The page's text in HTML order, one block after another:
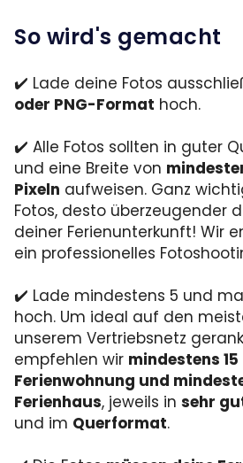
So wird's gemacht
✔️ Lade deine Fotos
oder PNG-Format hoch.
✔️ Alle Fotos sollten in guter
und eine Breite von
Pixeln aufweisen. Ganz
Fotos, desto überzeugender
deiner Ferienunterkunft! Wir
ein professionelles
✔️ Lade mindestens 5 und
hoch. Um ideal auf den
unserem Vertriebsnetz
empfehlen wir mindestens 15
Ferienwohnung und
Ferienhaus, jeweils in sehr
und im Querformat.